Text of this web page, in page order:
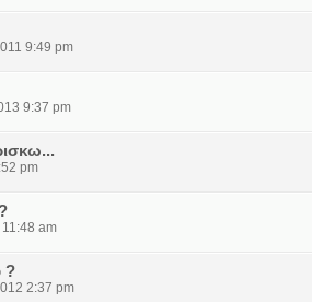
9:49 pm
9:37 pm
pm
am
?
2:37 pm